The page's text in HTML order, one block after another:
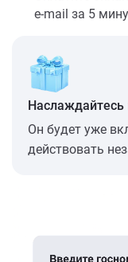
e-mail за 5
Он будет уже
действовать